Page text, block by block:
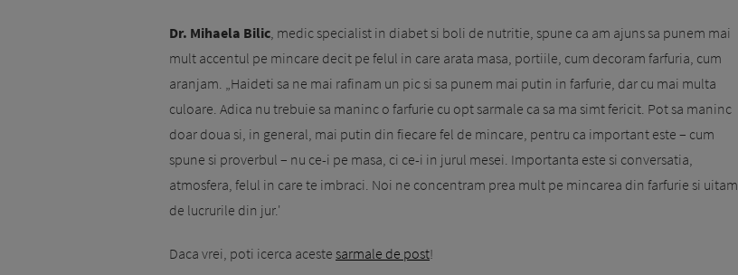
Dr. Mihaela Bilic, medic specialist in diabet si boli de nutritie, spune ca am ajuns sa punem mai
mult accentul pe mincare decit pe felul in care arata masa, portiile, cum decoram farfuria, cum
aranjam. „Haideti sa ne mai rafinam un pic si sa punem mai putin in farfurie, dar cu mai multa
culoare. Adica nu trebuie sa maninc o farfurie cu opt sarmale ca sa ma simt fericit. Pot sa maninc
doar doua si, in general, mai putin din fiecare fel de mincare, pentru ca important este – cum
spune si proverbul – nu ce-i pe masa, ci ce-i in jurul mesei. Importanta este si conversatia,
atmosfera, felul in care te imbraci. Noi ne concentram prea mult pe mincarea din farfurie si uitam
de lucrurile din jur.'
Daca vrei, poti icerca aceste sarmale de post!